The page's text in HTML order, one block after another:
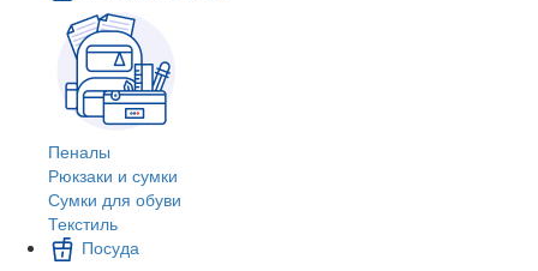
Пеналы
Рюкзаки и сумки
Сумки для обуви
Текстиль
Посуда